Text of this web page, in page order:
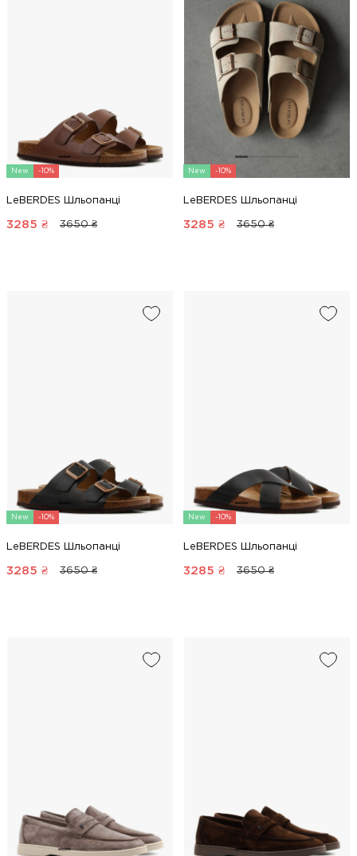
New -10%
LeBERDES Шльопанці
3285 ₴ 3650 ₴
New -10%
LeBERDES Шльопанці
3285 ₴ 3650 ₴
New -10%
LeBERDES Шльопанці
3285 ₴ 3650 ₴
New -10%
LeBERDES Шльопанці
3285 ₴ 3650 ₴